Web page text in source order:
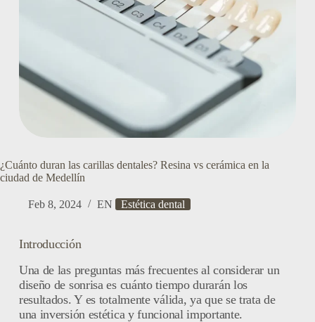
¿Cuánto duran las carillas dentales? Resina vs cerámica en la
ciudad de Medellín
Feb 8, 2024 EN Estética dental
Introducción
Una de las preguntas más frecuentes al considerar un
diseño de sonrisa es cuánto tiempo durarán los
resultados. Y es totalmente válida, ya que se trata de
una inversión estética y funcional importante.